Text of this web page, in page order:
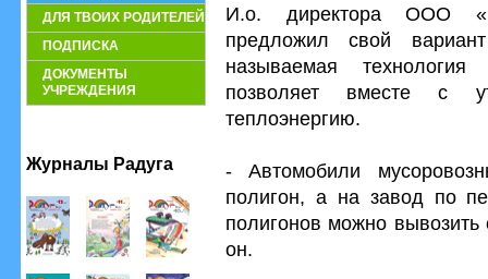
ДЛЯ ТВОИХ РОДИТЕЛЕЙ
ПОДПИСКА
ДОКУМЕНТЫ
УЧРЕЖДЕНИЯ
Журналы Радуга
И.о. директора ООО
предложил свой
называемая технология
позволяет вместе с
теплоэнергию.
- Автомобили
полигон, а на завод по
полигонов можно
он.